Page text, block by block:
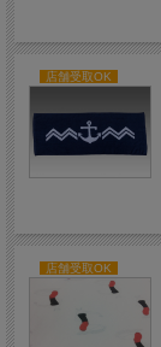
店舗受取OK
店舗受取OK